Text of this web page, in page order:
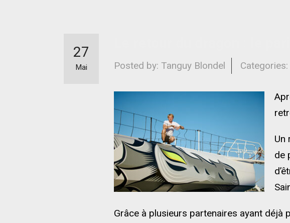
Posted by: Tanguy Blondel Categories:
27
Mai
Un
de
Grâce à plusieurs partenaires ayant